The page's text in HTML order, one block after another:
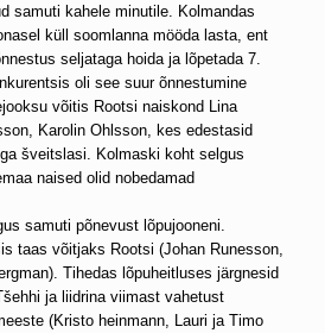
samuti kahele minutile. Kolmandas
küll soomlanna mööda lasta, ent
seljataga hoida ja lõpetada 7.
oli see suur õnnestumine
võitis Rootsi naiskond Lina
Karolin Ohlsson, kes edestasid
šveitslasi. Kolmaski koht selgus
naised olid nobedamad
samuti põnevust lõpujooneni.
taas võitjaks Rootsi (Johan Runesson,
Tihedas lõpuheitluses järgnesid
ja liidrina viimast vahetust
(Kristo heinmann, Lauri ja Timo